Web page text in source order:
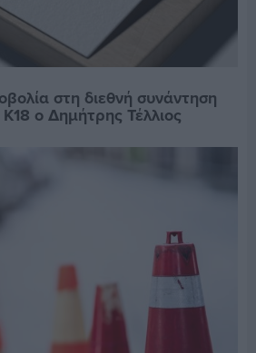
στη διεθνή συνάντηση
ο Δημήτρης Τέλλιος